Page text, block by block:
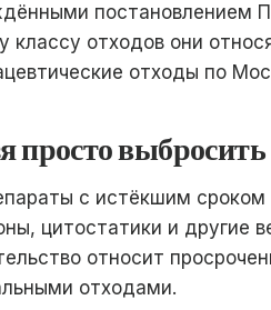
постановлением
классу отходов они
отходы по
просто
с истёкшим
цитостатики и
относит
отходами.